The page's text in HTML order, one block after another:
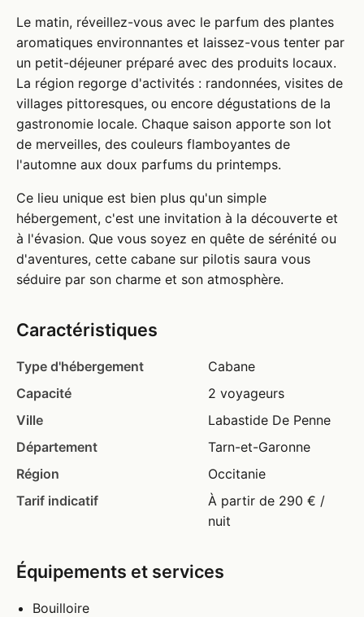
Le matin, réveillez-vous avec le parfum des plantes
aromatiques environnantes et laissez-vous tenter par
un petit-déjeuner préparé avec des produits locaux.
La région regorge d'activités : randonnées, visites de
villages pittoresques, ou encore dégustations de la
gastronomie locale. Chaque saison apporte son lot
de merveilles, des couleurs flamboyantes de
l'automne aux doux parfums du printemps.
Ce lieu unique est bien plus qu'un simple
hébergement, c'est une invitation à la découverte et
à l'évasion. Que vous soyez en quête de sérénité ou
d'aventures, cette cabane sur pilotis saura vous
séduire par son charme et son atmosphère.
Caractéristiques
Type d'hébergement
Cabane
Capacité
2 voyageurs
Ville
Labastide De Penne
Département
Tarn-et-Garonne
Région
Occitanie
Tarif indicatif
À partir de 290 € /
nuit
Équipements et services
Bouilloire